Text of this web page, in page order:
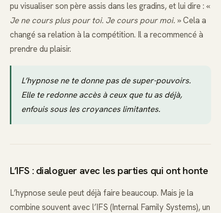
pu visualiser son père assis dans les gradins, et lui dire : «
Je ne cours plus pour toi. Je cours pour moi. » Cela a
changé sa relation à la compétition. Il a recommencé à
prendre du plaisir.
L’hypnose ne te donne pas de super-pouvoirs.
Elle te redonne accès à ceux que tu as déjà,
enfouis sous les croyances limitantes.
L’IFS : dialoguer avec les parties qui ont honte
L’hypnose seule peut déjà faire beaucoup. Mais je la
combine souvent avec l’IFS (Internal Family Systems), un